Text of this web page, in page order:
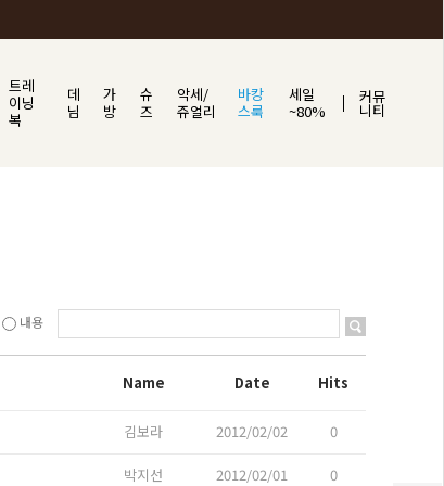
트레
이닝
복
데
님
가
방
슈
즈
악세/
쥬얼리
바캉
스룩
세일
~80%
커뮤
니티
내용
Name Date Hits
김보라 2012/02/02 0
박지선 2012/02/01 0